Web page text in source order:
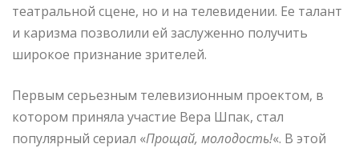
театральной сцене, но и на телевидении. Ее талант
и каризма позволили ей заслуженно получить
широкое признание зрителей.
Первым серьезным телевизионным проектом, в
котором приняла участие Вера Шпак, стал
популярный сериал «Прощай, молодость!«. В этой